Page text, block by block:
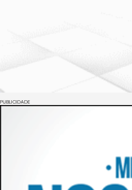
PUBLICIDADE